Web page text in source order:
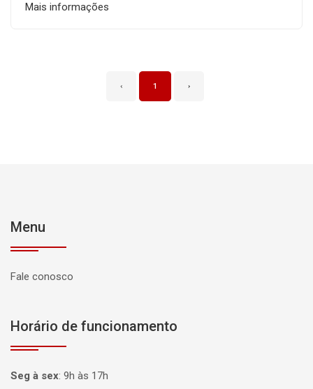
Mais informações
‹ 1 ›
Menu
Fale conosco
Horário de funcionamento
Seg à sex: 9h às 17h